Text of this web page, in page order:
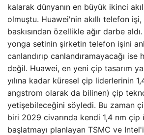
kalarak dünyanın en büyük ikinci
olmuştu. Huawei'nin akıllı telefon
baskısından özellikle ağır darbe
yonga setinin şirketin telefon işini
canlandırıp canlandıramayacağı ise
değil. Huawei, en yeni çip tasarım
yılına kadar küresel çip liderlerinin
angstrom olarak da bilinen) çip
yetişebileceğini söyledi. Bu zaman
biri 2029 civarında kendi 1,4 nm çip
başlatmayı planlayan TSMC ve